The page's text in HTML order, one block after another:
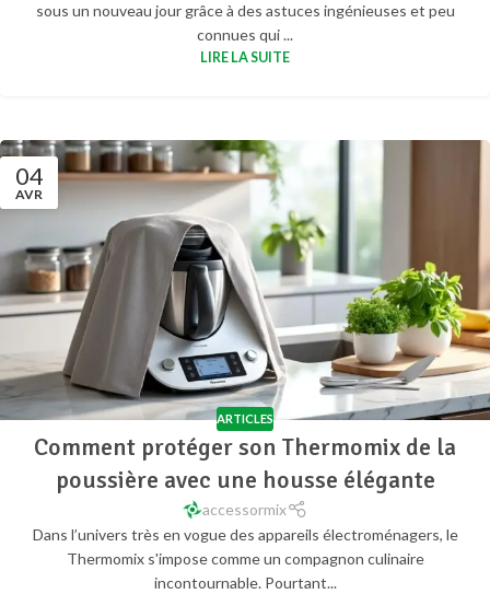
sous un nouveau jour grâce à des astuces ingénieuses et peu
connues qui ...
LIRE LA SUITE
04
AVR
ARTICLES
Comment protéger son Thermomix de la
poussière avec une housse élégante
accessormix
Dans l’univers très en vogue des appareils électroménagers, le
Thermomix s'impose comme un compagnon culinaire
incontournable. Pourtant...